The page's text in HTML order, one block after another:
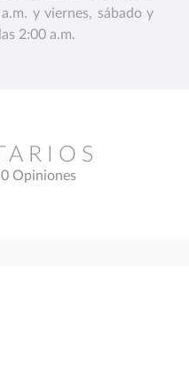
y viernes, sábado y
2:00 a.m.
0 Opiniones